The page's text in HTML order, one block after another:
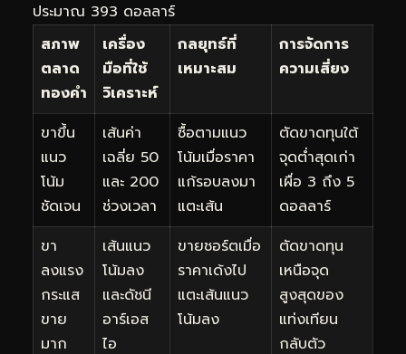
ประมาณ 393 ดอลลาร์
สภาพ
ตลาด
ทองคำ
เครื่อง
มือที่ใช้
วิเคราะห์
กลยุทธ์ที่
เหมาะสม
การจัดการ
ความเสี่ยง
ขาขึ้น
แนว
โน้ม
ชัดเจน
เส้นค่า
เฉลี่ย 50
และ 200
ช่วงเวลา
ซื้อตามแนว
โน้มเมื่อราคา
แก้รอบลงมา
แตะเส้น
ตัดขาดทุนใต้
จุดต่ำสุดเก่า
เผื่อ 3 ถึง 5
ดอลลาร์
ขา
ลงแรง
กระแส
ขาย
มาก
เส้นแนว
โน้มลง
และดัชนี
อาร์เอส
ไอ
ขายชอร์ตเมื่อ
ราคาเด้งไป
แตะเส้นแนว
โน้มลง
ตัดขาดทุน
เหนือจุด
สูงสุดของ
แท่งเทียน
กลับตัว